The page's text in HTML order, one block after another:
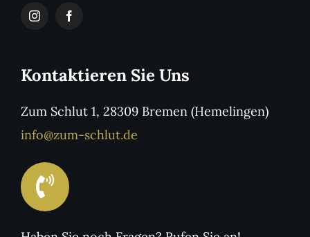
Kontaktieren Sie Uns
Zum Schlut 1, 28309 Bremen (Hemelingen)
info@zum-schlut.de